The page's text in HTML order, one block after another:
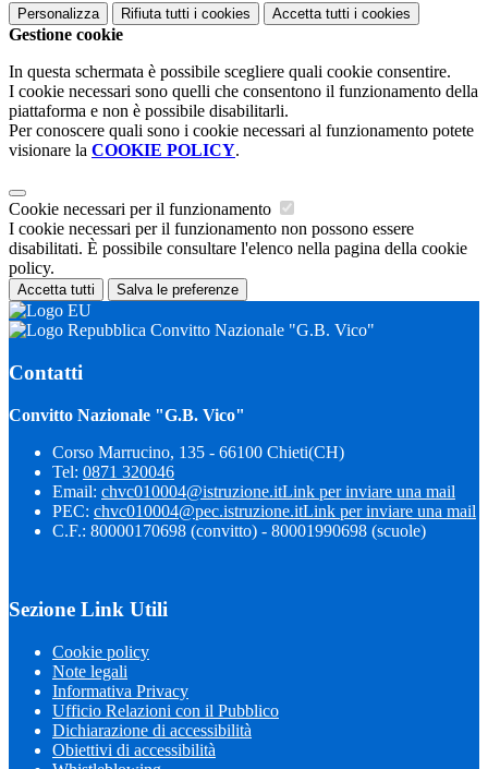
Personalizza Rifiuta tutti i cookies Accetta tutti i cookies
Gestione cookie
In questa schermata è possibile scegliere quali cookie consentire.
I cookie necessari sono quelli che consentono il funzionamento della
piattaforma e non è possibile disabilitarli.
Per conoscere quali sono i cookie necessari al funzionamento potete
visionare la COOKIE POLICY.
Cookie necessari per il funzionamento
I cookie necessari per il funzionamento non possono essere
disabilitati. È possibile consultare l'elenco nella pagina della cookie
policy.
Accetta tutti Salva le preferenze
Convitto Nazionale "G.B. Vico"
Contatti
Convitto Nazionale "G.B. Vico"
Corso Marrucino, 135 - 66100 Chieti(CH)
Tel: 0871 320046
Email: chvc010004@istruzione.itLink per inviare una mail
PEC: chvc010004@pec.istruzione.itLink per inviare una mail
C.F.: 80000170698 (convitto) - 80001990698 (scuole)
Sezione Link Utili
Cookie policy
Note legali
Informativa Privacy
Ufficio Relazioni con il Pubblico
Dichiarazione di accessibilità
Obiettivi di accessibilità